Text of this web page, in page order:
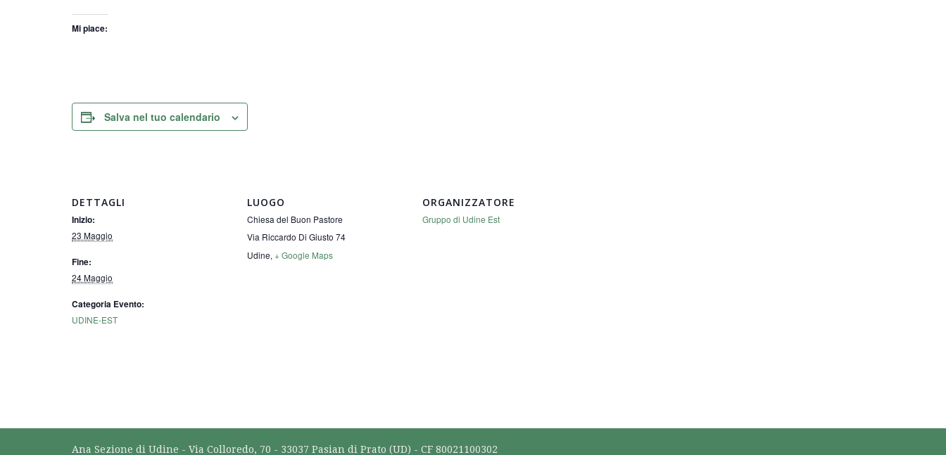
Mi piace:
Salva nel tuo calendario
DETTAGLI
Inizio:
23 Maggio
Fine:
24 Maggio
Categoria Evento:
UDINE-EST
LUOGO
Chiesa del Buon Pastore
Via Riccardo Di Giusto 74
Udine, + Google Maps
ORGANIZZATORE
Gruppo di Udine Est
Ana Sezione di Udine - Via Colloredo, 70 - 33037 Pasian di Prato (UD) - CF 80021100302